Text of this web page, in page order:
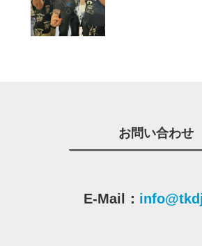
お問い合わせ
E-Mail：